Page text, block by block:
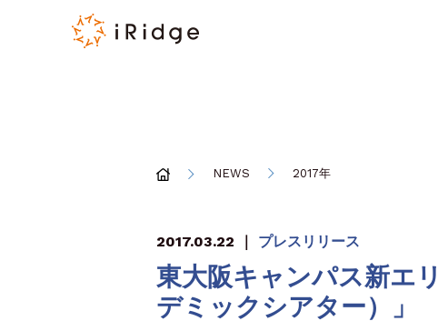
NEWS 2017年
2017.03.22 ｜ プレスリリース
東大阪キャンパス新エ
デミックシアター）」